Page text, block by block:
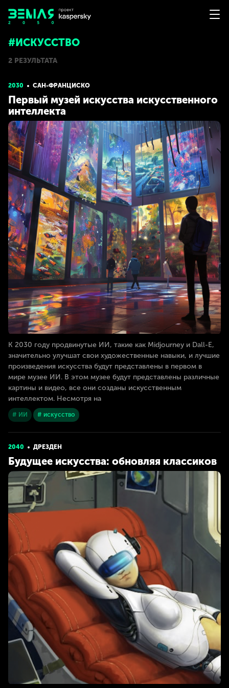
#ИСКУССТВО
2 РЕЗУЛЬТАТА
2030 САН-ФРАНЦИСКО
Первый музей искусства искусственного
интеллекта
К 2030 году продвинутые ИИ, такие как Midjourney и Dall-E,
значительно улучшат свои художественные навыки, и лучшие
произведения искусства будут представлены в первом в
мире музее ИИ. В этом музее будут представлены различные
картины и видео, все они созданы искусственным
интеллектом. Несмотря на
# ИИ # искусство
2040 ДРЕЗДЕН
Будущее искусства: обновляя классиков